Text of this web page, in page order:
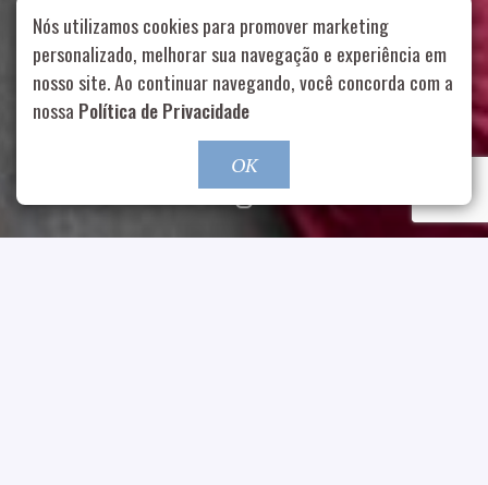
Rua Aurélia, 1714 – Vila Romana, São Paulo – SP
99178-5848
| contato@nucleofood.com
Role para continar
Nós utilizamos cookies para promover marketing
personalizado, melhorar sua navegação e experiência em
nosso site. Ao continuar navegando, você concorda com a
nossa Política de Privacidade
OK